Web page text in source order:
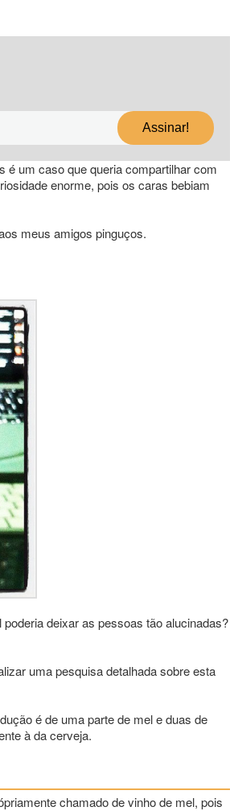
é um caso que queria compartilhar com
enorme, pois os caras bebiam
meus amigos pinguços.
deixar as pessoas tão alucinadas?
uma pesquisa detalhada sobre esta
é de uma parte de mel e duas de
à da cerveja.
chamado de vinho de mel, pois